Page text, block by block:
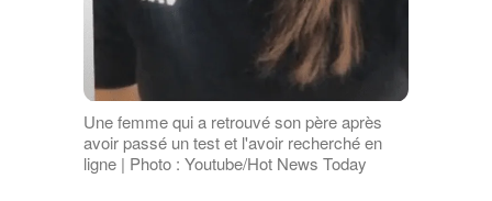
Une femme qui a retrouvé son père après
avoir passé un test et l'avoir recherché en
ligne | Photo : Youtube/Hot News Today